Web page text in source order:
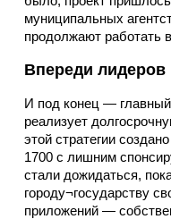
муниципальных
продолжают работать
Впереди лидеров
И под конец —
реализует
этой стратегии
1700 с лишним
стали дожидаться,
городу¬государству
приложений —